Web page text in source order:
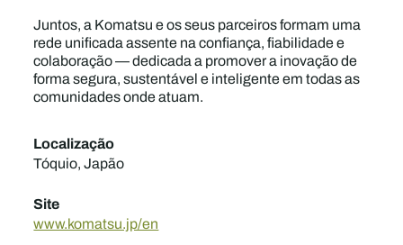
Juntos, a Komatsu e os seus parceiros formam uma
rede unificada assente na confiança, fiabilidade e
colaboração — dedicada a promover a inovação de
forma segura, sustentável e inteligente em todas as
comunidades onde atuam.
Localização
Tóquio, Japão
Site
www.komatsu.jp/en